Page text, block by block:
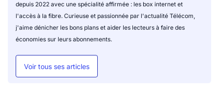
depuis 2022 avec une spécialité affirmée : les box internet et
l'accès à la fibre. Curieuse et passionnée par l'actualité Télécom,
j'aime dénicher les bons plans et aider les lecteurs à faire des
économies sur leurs abonnements.
Voir tous ses articles